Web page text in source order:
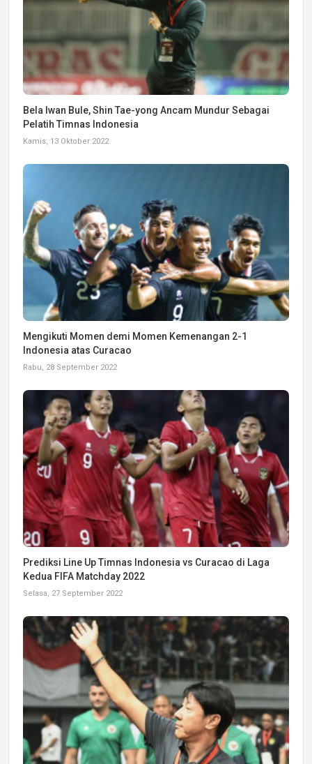
Bela Iwan Bule, Shin Tae-yong Ancam Mundur Sebagai
Pelatih Timnas Indonesia
Kamis, 13 Oktober 2022
Mengikuti Momen demi Momen Kemenangan 2-1
Indonesia atas Curacao
Rabu, 28 September 2022
Prediksi Line Up Timnas Indonesia vs Curacao di Laga
Kedua FIFA Matchday 2022
Selasa, 27 September 2022